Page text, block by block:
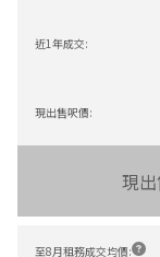
近1年成交:
現出售呎價:
現
至8月租務成交均價: